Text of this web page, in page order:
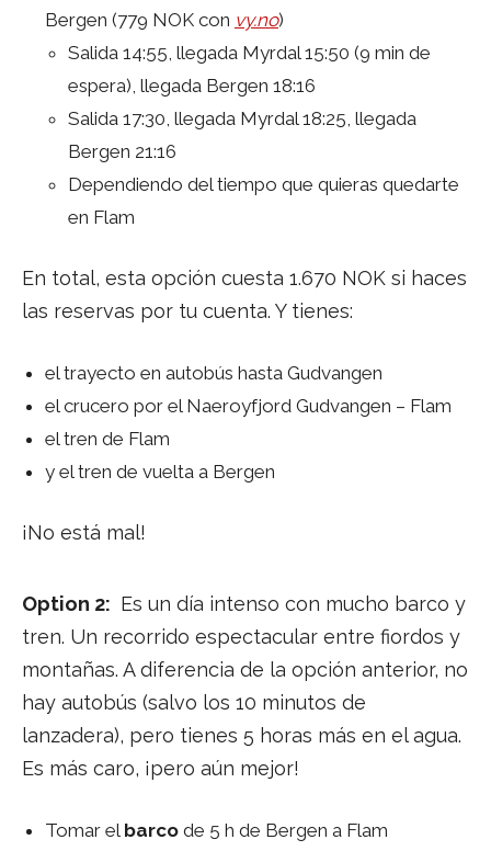
Bergen (779 NOK con vy.no)
Salida 14:55, llegada Myrdal 15:50 (9 min de
espera), llegada Bergen 18:16
Salida 17:30, llegada Myrdal 18:25, llegada
Bergen 21:16
Dependiendo del tiempo que quieras quedarte
en Flam
En total, esta opción cuesta 1.670 NOK si haces
las reservas por tu cuenta. Y tienes:
el trayecto en autobús hasta Gudvangen
el crucero por el Naeroyfjord Gudvangen – Flam
el tren de Flam
y el tren de vuelta a Bergen
¡No está mal!
Option 2: Es un día intenso con mucho barco y
tren. Un recorrido espectacular entre fiordos y
montañas. A diferencia de la opción anterior, no
hay autobús (salvo los 10 minutos de
lanzadera), pero tienes 5 horas más en el agua.
Es más caro, ¡pero aún mejor!
Tomar el barco de 5 h de Bergen a Flam